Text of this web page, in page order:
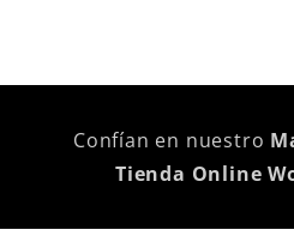
Confían en nuestro
Tienda Online